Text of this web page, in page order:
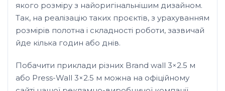
якого розміру з найоригінальнішим дизайном.
Так, на реалізацію таких проєктів, з урахуванням
розмірів полотна і складності роботи, зазвичай
йде кілька годин або днів.
Побачити приклади різних Brand wall 3×2.5 м
або Press-Wall 3×2.5 м можна на офіційному